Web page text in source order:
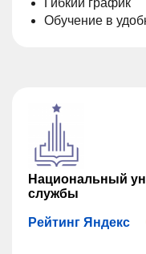
Гибкий график
Обучение в
Национальный
службы
Рейтинг Яндекс